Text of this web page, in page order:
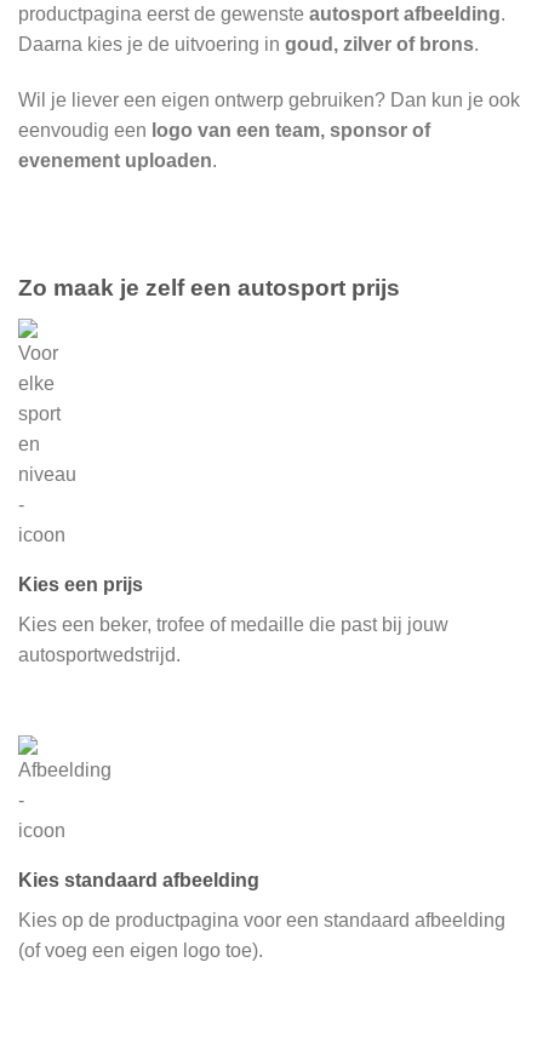
productpagina eerst de gewenste autosport afbeelding.
Daarna kies je de uitvoering in goud, zilver of brons.
Wil je liever een eigen ontwerp gebruiken? Dan kun je ook
eenvoudig een logo van een team, sponsor of
evenement uploaden.
Zo maak je zelf een autosport prijs
Kies een prijs
Kies een beker, trofee of medaille die past bij jouw
autosportwedstrijd.
Kies standaard afbeelding
Kies op de productpagina voor een standaard afbeelding
(of voeg een eigen logo toe).